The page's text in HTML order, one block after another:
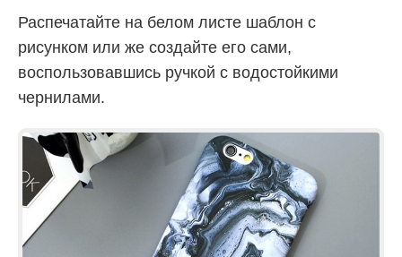
Распечатайте на белом листе шаблон с
рисунком или же создайте его сами,
воспользовавшись ручкой с водостойкими
чернилами.